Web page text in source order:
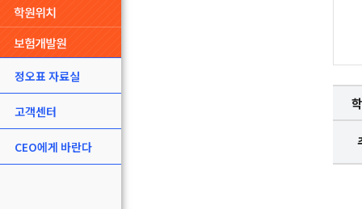
정오표 자료실
고객센터
CEO에게 바란다